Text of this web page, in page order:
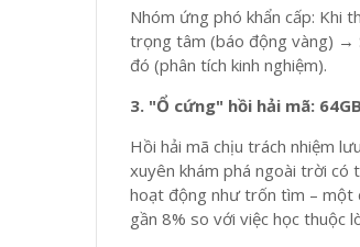
Nhóm ứng phó khẩn cấp: Khi
trọng tâm (báo động vàng) →
đó (phân tích kinh nghiệm).
3. "Ổ cứng" hồi hải mã:
Hồi hải mã chịu trách nhiệm
xuyên khám phá ngoài trời có
hoạt động như trốn tìm – một
gần 8% so với việc học thuộc